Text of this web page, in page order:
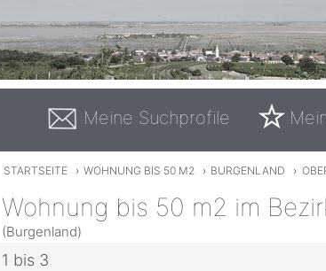
Meine Suchprofile
STARTSEITE › WOHNUNG BIS 50 M2 › BURGENLAND ›
Wohnung bis 50 m2 im
(Burgenland)
1 bis 3